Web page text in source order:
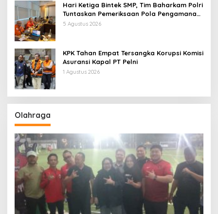
Hari Ketiga Bintek SMP, Tim Baharkam Polri
Tuntaskan Pemeriksaan Pola Pengamanan
Pertamina Patra Niaga Jabar
5 Agustus 2026
KPK Tahan Empat Tersangka Korupsi Komisi
Asuransi Kapal PT Pelni
1 Agustus 2026
Olahraga